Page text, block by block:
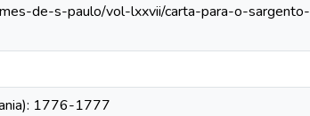
de-s-paulo/vol-lxxvii/carta-para-o-sargento-
1776-1777